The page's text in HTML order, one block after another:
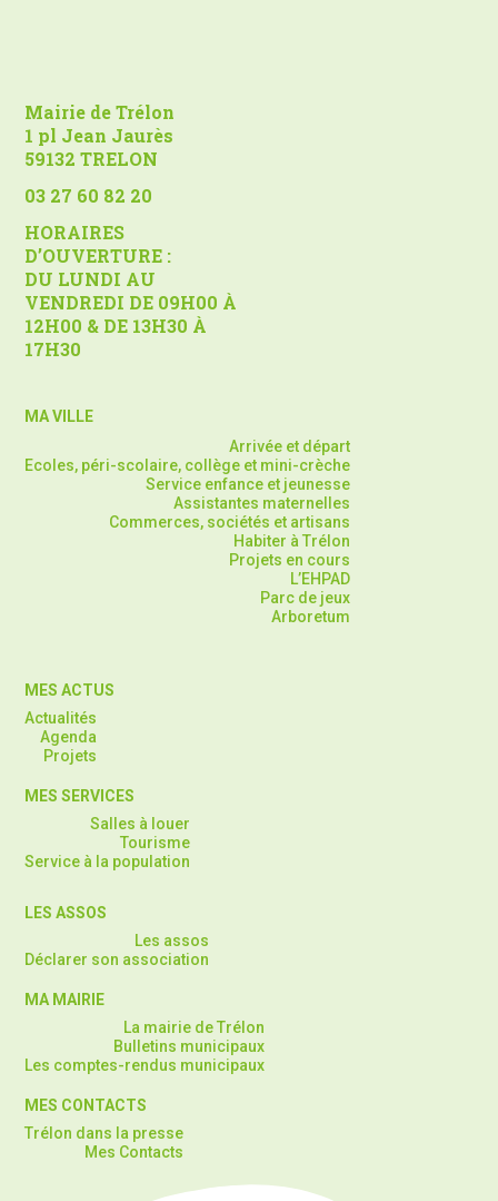
Mairie de Trélon
1 pl Jean Jaurès
59132 TRELON
03 27 60 82 20
HORAIRES
D’OUVERTURE :
DU LUNDI AU
VENDREDI DE 09H00 À
12H00 & DE 13H30 À
17H30
MA VILLE
Arrivée et départ
Ecoles, péri-scolaire, collège et mini-crèche
Service enfance et jeunesse
Assistantes maternelles
Commerces, sociétés et artisans
Habiter à Trélon
Projets en cours
L’EHPAD
Parc de jeux
Arboretum
MES ACTUS
Actualités
Agenda
Projets
MES SERVICES
Salles à louer
Tourisme
Service à la population
LES ASSOS
Les assos
Déclarer son association
MA MAIRIE
La mairie de Trélon
Bulletins municipaux
Les comptes-rendus municipaux
MES CONTACTS
Trélon dans la presse
Mes Contacts